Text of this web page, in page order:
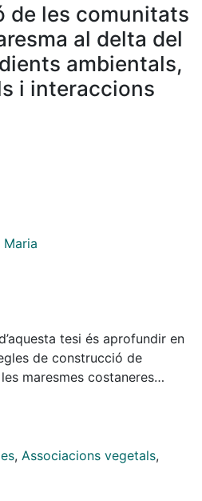
de les comunitats
al delta del
ambientals,
i interaccions
tesi és aprofundir en
de construcció de
maresmes costaneres
a cas d’estudi les
determinar quins són
condicionen la distribució
vegetals, i com
, Associacions vegetals,